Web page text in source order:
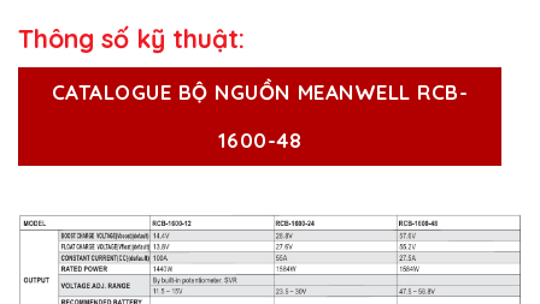
Thông số kỹ thuật:
CATALOGUE BỘ NGUỒN MEANWELL RCB-
1600-48